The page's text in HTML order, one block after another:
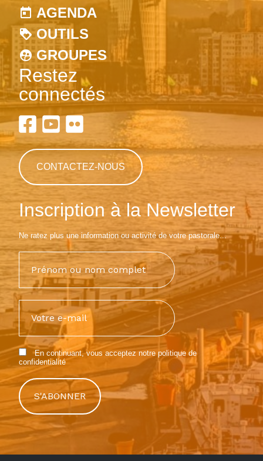
AGENDA
OUTILS
GROUPES
Restez
connectés
CONTACTEZ-NOUS
Inscription à la Newsletter
Ne ratez plus une information ou activité de votre pastorale...
En continuant, vous acceptez notre politique de
confidentialité